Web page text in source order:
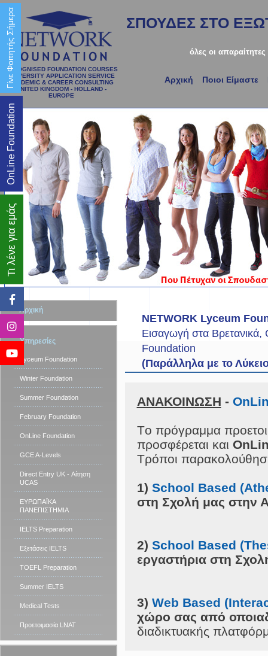
Γίνε Φοιτητής Σήμερα
OnLine Foundation
Τι λένε για εμάς
RECOGNISED FOUNDATION COURSES
UNIVERSITY APPLICATION SERVICE
ACADEMIC & CAREER CONSULTING
UNITED KINGDOM - HOLLAND -
EUROPE
ΣΠΟΥΔΕΣ ΣΤΟ
όλες οι
Αρχική Ποιοι Είμαστε
Αρχική
Υπηρεσίες
Lyceum Foundation
Winter Foundation
Summer Foundation
February Foundation
OnLine Foundation
GCE A-Levels
Direct Entry UK - Αίτηση
UCAS
ΕΥΡΩΠΑΪΚΑ
ΠΑΝΕΠΙΣΤΗΜΙΑ
IELTS Preparation
Εξετάσεις IELTS
TOEFL Preparation
Summer IELTS
Medical Tests
Προετοιμασία LNAT
NETWORK Lyceum
Εισαγωγή στα Βρετανικά,
Foundation
(Παράλληλα με το
ΑΝΑΚΟΙΝΩΣΗ -
Tο πρόγραμμα
προσφέρεται και
Τρόποι
1) School Based
στη Σχολή μας στην
2) School Based
εργαστήρια στη
3) Web Based
χώρο σας από
διαδικτυακής